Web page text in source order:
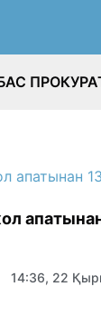
апатынан
14:36, 22